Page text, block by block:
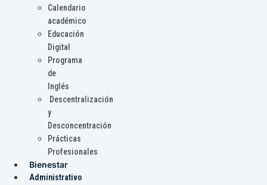
Calendario
académico
Educación
Digital
Programa
de
Inglés
Descentralización
y
Desconcentración
Prácticas
Profesionales
Bienestar
Administrativo